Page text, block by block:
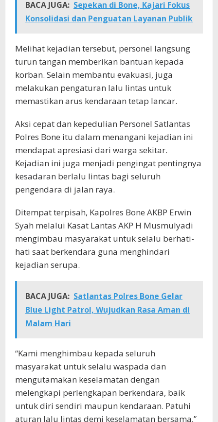
BACA JUGA: Sepekan di Bone, Kajari Fokus
Konsolidasi dan Penguatan Layanan Publik
Melihat kejadian tersebut, personel langsung
turun tangan memberikan bantuan kepada
korban. Selain membantu evakuasi, juga
melakukan pengaturan lalu lintas untuk
memastikan arus kendaraan tetap lancar.
Aksi cepat dan kepedulian Personel Satlantas
Polres Bone itu dalam menangani kejadian ini
mendapat apresiasi dari warga sekitar.
Kejadian ini juga menjadi pengingat pentingnya
kesadaran berlalu lintas bagi seluruh
pengendara di jalan raya.
Ditempat terpisah, Kapolres Bone AKBP Erwin
Syah melalui Kasat Lantas AKP H Musmulyadi
mengimbau masyarakat untuk selalu berhati-
hati saat berkendara guna menghindari
kejadian serupa.
BACA JUGA: Satlantas Polres Bone Gelar
Blue Light Patrol, Wujudkan Rasa Aman di
Malam Hari
“Kami menghimbau kepada seluruh
masyarakat untuk selalu waspada dan
mengutamakan keselamatan dengan
melengkapi perlengkapan berkendara, baik
untuk diri sendiri maupun kendaraan. Patuhi
aturan lalu lintas demi keselamatan bersama,”